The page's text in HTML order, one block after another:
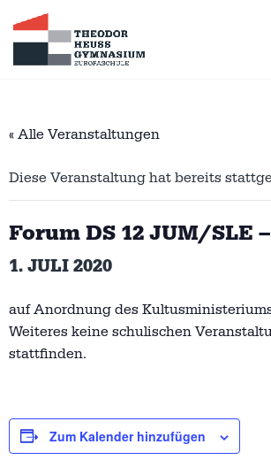
« Alle Veranstaltungen
Diese Veranstaltung hat bereits
Forum DS 12 JUM/SLE
1. JULI 2020
auf Anordnung des
Weiteres keine schulischen
stattfinden.
Zum Kalender hinzufügen